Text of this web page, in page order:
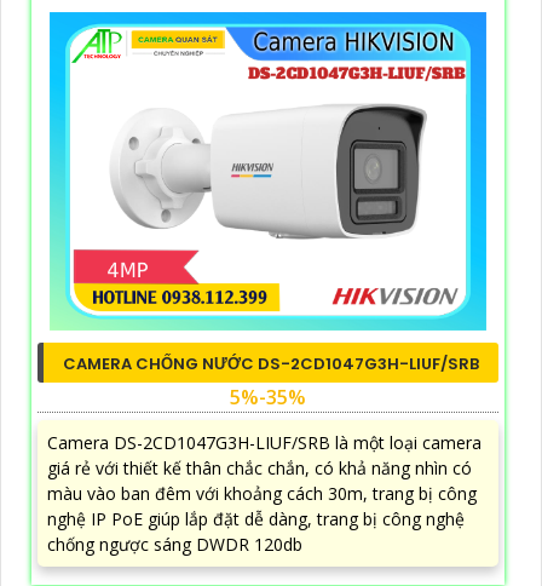
CAMERA CHỐNG NƯỚC DS-2CD1047G3H-LIUF/SRB
5%-35%
Camera DS-2CD1047G3H-LIUF/SRB là một loại camera
giá rẻ với thiết kế thân chắc chắn, có khả năng nhìn có
màu vào ban đêm với khoảng cách 30m, trang bị công
nghệ IP PoE giúp lắp đặt dễ dàng, trang bị công nghệ
chống ngược sáng DWDR 120db